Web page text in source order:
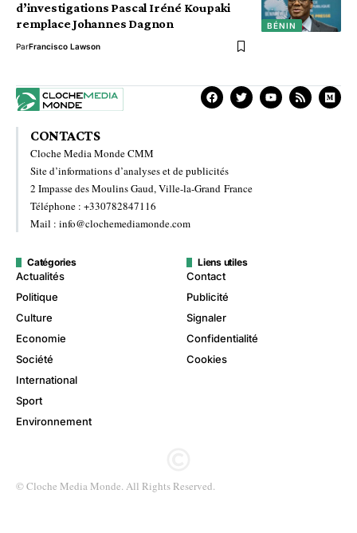
BÉNIN
d’investigations Pascal Iréné Koupaki
remplace Johannes Dagnon
ParFrancisco Lawson
CONTACTS
Cloche Media Monde CMM
Site d’informations d’analyses et de publicités
2 Impasse des Moulins Gaud, Ville-la-Grand France
Téléphone : +330782847116
Mail : info@clochemediamonde.com
Catégories
Actualités
Politique
Culture
Economie
Société
International
Sport
Environnement
Liens utiles
Contact
Publicité
Signaler
Confidentialité
Cookies
© Cloche Media Monde. All Rights Reserved.